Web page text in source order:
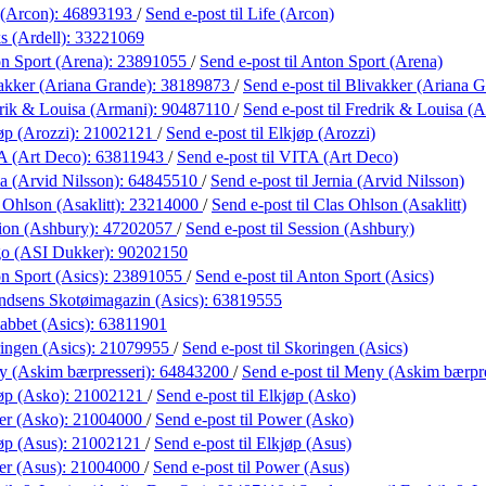
46893193 / Send e-post til Life (Arcon)
(Ardell): 33221069
Sport (Arena): 23891055 / Send e-post til Anton Sport (Arena)
(Ariana Grande): 38189873 / Send e-post til Blivakker (Ariana
& Louisa (Armani): 90487110 / Send e-post til Fredrik & Louisa
(Arozzi): 21002121 / Send e-post til Elkjøp (Arozzi)
(Art Deco): 63811943 / Send e-post til VITA (Art Deco)
(Arvid Nilsson): 64845510 / Send e-post til Jernia (Arvid Nilsson)
(Asaklitt): 23214000 / Send e-post til Clas Ohlson (Asaklitt)
(Ashbury): 47202057 / Send e-post til Session (Ashbury)
(ASI Dukker): 90202150
Sport (Asics): 23891055 / Send e-post til Anton Sport (Asics)
Skotøimagazin (Asics): 63819555
(Asics): 63811901
(Asics): 21079955 / Send e-post til Skoringen (Asics)
(Askim bærpresseri): 64843200 / Send e-post til Meny (Askim
(Asko): 21002121 / Send e-post til Elkjøp (Asko)
(Asko): 21004000 / Send e-post til Power (Asko)
(Asus): 21002121 / Send e-post til Elkjøp (Asus)
(Asus): 21004000 / Send e-post til Power (Asus)